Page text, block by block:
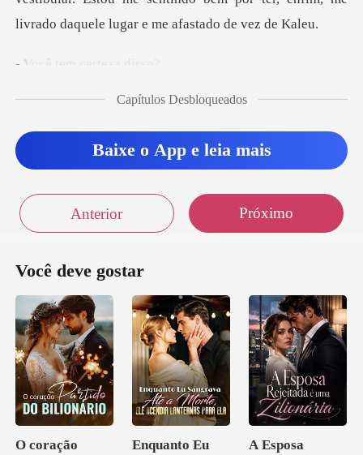
Sair
Si Capítulos Desbloqueados
Baixe o App e leia mais
Anterior Próximo
Você deve gostar
O coração
Enquanto Eu
A Esposa